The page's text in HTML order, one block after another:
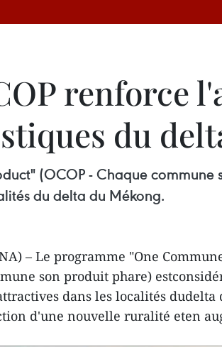
renforce
du
(OCOP - Chaque
du delta du Mékong.
– Le programme "One
son produit phare)
dans les localités dudelta
d'une nouvelle ruralité eten